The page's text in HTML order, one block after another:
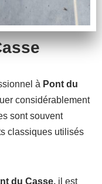
à Pont du
considérablement
sont souvent
classiques utilisés
du Casse, il est